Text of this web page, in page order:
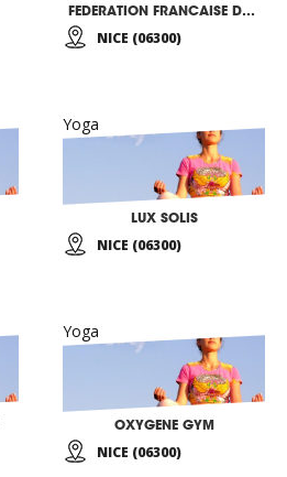
FEDERATION FRANCAISE DE HATHA-YOGA
NICE (06300)
Yoga
LUX SOLIS
NICE (06300)
Yoga
OXYGENE GYM
NICE (06300)